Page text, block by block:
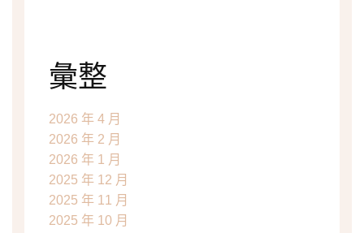
彙整
2026 年 4 月
2026 年 2 月
2026 年 1 月
2025 年 12 月
2025 年 11 月
2025 年 10 月